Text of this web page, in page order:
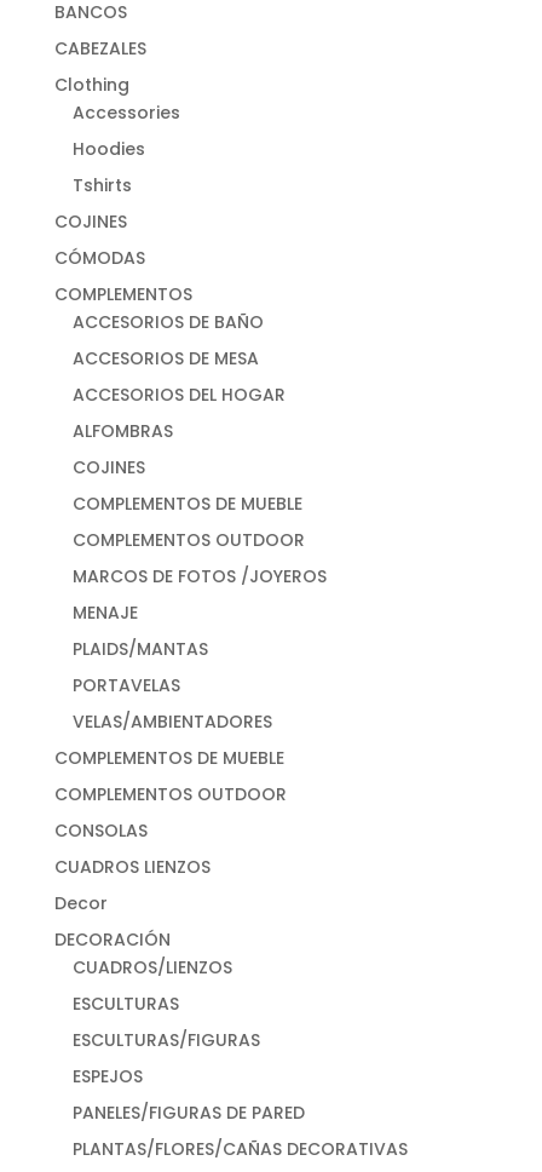
BANCOS
CABEZALES
Clothing
Accessories
Hoodies
Tshirts
COJINES
CÓMODAS
COMPLEMENTOS
ACCESORIOS DE BAÑO
ACCESORIOS DE MESA
ACCESORIOS DEL HOGAR
ALFOMBRAS
COJINES
COMPLEMENTOS DE MUEBLE
COMPLEMENTOS OUTDOOR
MARCOS DE FOTOS /JOYEROS
MENAJE
PLAIDS/MANTAS
PORTAVELAS
VELAS/AMBIENTADORES
COMPLEMENTOS DE MUEBLE
COMPLEMENTOS OUTDOOR
CONSOLAS
CUADROS LIENZOS
Decor
DECORACIÓN
CUADROS/LIENZOS
ESCULTURAS
ESCULTURAS/FIGURAS
ESPEJOS
PANELES/FIGURAS DE PARED
PLANTAS/FLORES/CAÑAS DECORATIVAS